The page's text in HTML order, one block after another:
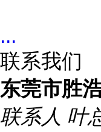
...
联系我们
东莞市胜
联系人 叶